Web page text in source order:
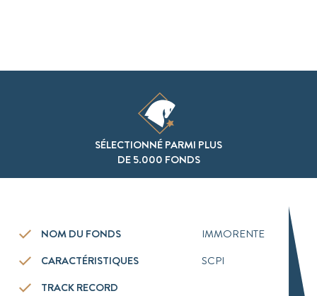
SÉLECTIONNÉ PARMI PLUS
DE 5.000 FONDS
NOM DU FONDS
IMMORENTE
CARACTÉRISTIQUES
SCPI
TRACK RECORD